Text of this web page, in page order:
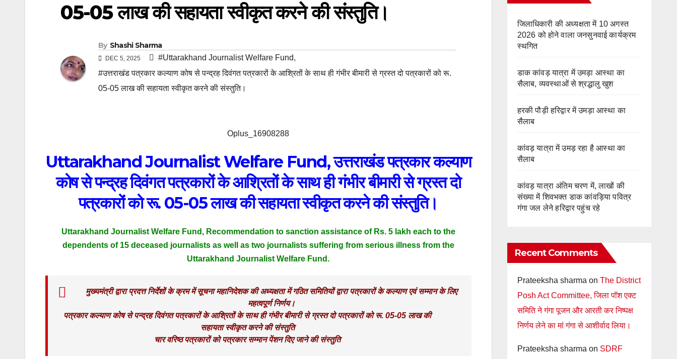
05-05 लाख की सहायता स्वीकृत करने की संस्तुति।
By Shashi Sharma
DEC 5, 2025 #Uttarakhand Journalist Welfare Fund,
#उत्तराखंड पत्रकार कल्याण कोष से पन्द्रह दिवंगत पत्रकारों के आश्रितों के साथ ही गंभीर बीमारी से ग्रस्त दो पत्रकारों को रू.
05-05 लाख की सहायता स्वीकृत करने की संस्तुति।
Oplus_16908288
Uttarakhand Journalist Welfare Fund, उत्तराखंड पत्रकार कल्याण
कोष से पन्द्रह दिवंगत पत्रकारों के आश्रितों के साथ ही गंभीर बीमारी से ग्रस्त दो
पत्रकारों को रू. 05-05 लाख की सहायता स्वीकृत करने की संस्तुति।
Uttarakhand Journalist Welfare Fund, Recommendation to sanction assistance of Rs. 5 lakh each to the
dependents of 15 deceased journalists as well as two journalists suffering from serious illness from the
Uttarakhand Journalist Welfare Fund.
मुख्यमंत्री द्वारा प्रदत्त निर्देशों के क्रम में सूचना महानिदेशक की अध्यक्षता में गठित समितियों द्वारा पत्रकारों के कल्याण एवं सम्मान के लिए
महत्वपूर्ण निर्णय।
पत्रकार कल्याण कोष से पन्द्रह दिवंगत पत्रकारों के आश्रितों के साथ ही गंभीर बीमारी से ग्रस्त दो पत्रकारों को रू. 05-05 लाख की
सहायता स्वीकृत करने की संस्तुति
चार वरिष्ठ पत्रकारों को पत्रकार सम्मान पेंशन दिए जाने की संस्तुति
जिलाधिकारी की अध्यक्षता में 10 अगस्त
2026 को होने वाला जनसुनवाई कार्यक्रम
स्थगित
डाक कांवड़ यात्रा में उमड़ा आस्था का
सैलाब, व्यवस्थाओं से श्रद्धालु खुश
हरकी पौड़ी हरिद्वार में उमड़ा आस्था का
सैलाब
कांवड़ यात्रा में उमड़ रहा है आस्था का
सैलाब
कांवड़ यात्रा अंतिम चरण में, लाखों की
संख्या में शिवभक्त डाक कांवड़िया पवित्र
गंगा जल लेने हरिद्वार पहुंच रहे
Recent Comments
Prateeksha sharma on The District
Posh Act Committee, जिला पॉश एक्ट
समिति ने गंगा पूजन और आरती कर निष्पक्ष
निर्णय लेने का मां गंगा से आशीर्वाद लिया।
Prateeksha sharma on SDRF